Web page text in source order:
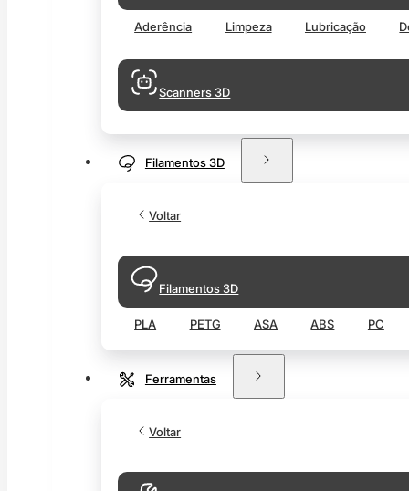
Aderência Limpeza Lubricação
Scanners 3D
Filamentos 3D
Voltar
Filamentos 3D
PLA PETG ASA ABS PC
Ferramentas
Voltar